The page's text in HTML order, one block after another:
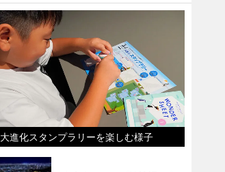
大進化スタンプラリーを楽しむ様子